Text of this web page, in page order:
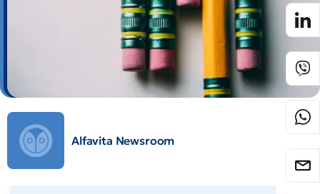
Alfavita Newsroom